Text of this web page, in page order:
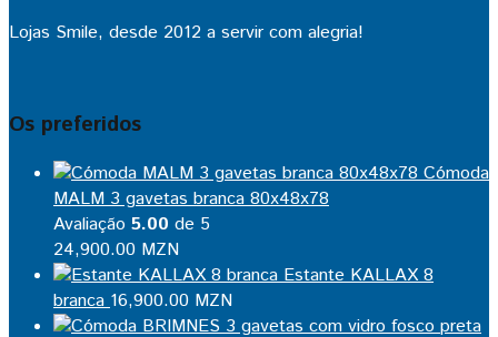
Lojas Smile, desde 2012 a servir com alegria!
Os preferidos
Cómoda
MALM 3 gavetas branca 80x48x78
Avaliação 5.00 de 5
24,900.00 MZN
Estante KALLAX 8
branca 16,900.00 MZN